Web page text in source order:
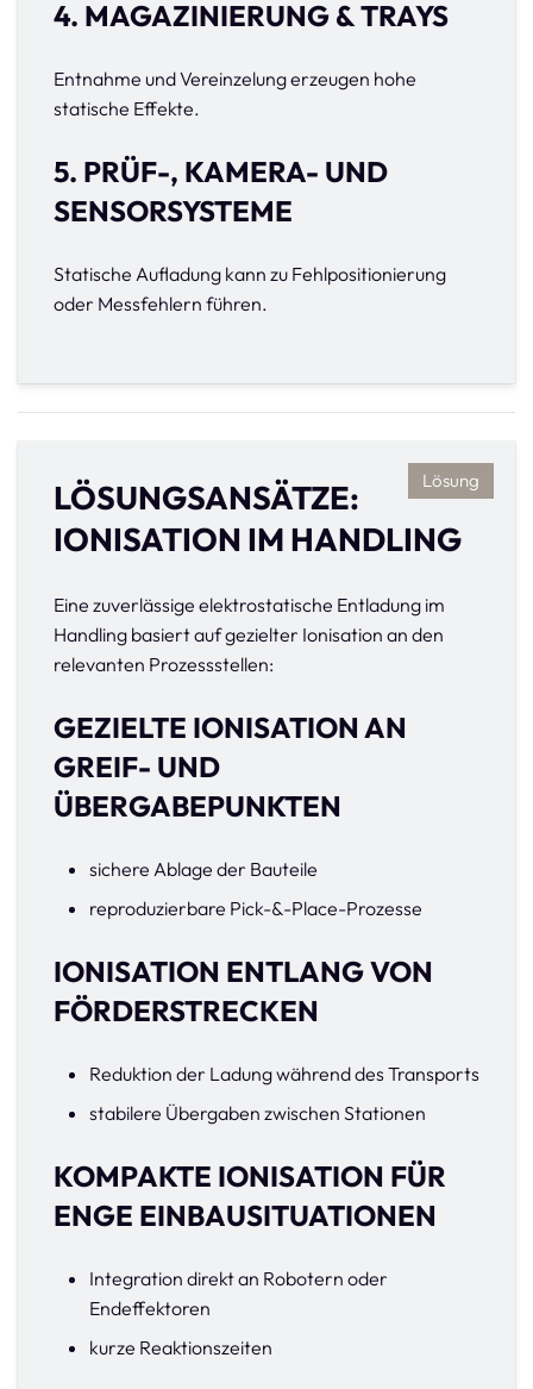
4. MAGAZINIERUNG & TRAYS
Entnahme und Vereinzelung erzeugen hohe
statische Effekte.
5. PRÜF-, KAMERA- UND
SENSORSYSTEME
Statische Aufladung kann zu Fehlpositionierung
oder Messfehlern führen.
Lösung
LÖSUNGSANSÄTZE:
IONISATION IM HANDLING
Eine zuverlässige elektrostatische Entladung im
Handling basiert auf gezielter Ionisation an den
relevanten Prozessstellen:
GEZIELTE IONISATION AN
GREIF- UND
ÜBERGABEPUNKTEN
sichere Ablage der Bauteile
reproduzierbare Pick-&-Place-Prozesse
IONISATION ENTLANG VON
FÖRDERSTRECKEN
Reduktion der Ladung während des Transports
stabilere Übergaben zwischen Stationen
KOMPAKTE IONISATION FÜR
ENGE EINBAUSITUATIONEN
Integration direkt an Robotern oder
Endeffektoren
kurze Reaktionszeiten